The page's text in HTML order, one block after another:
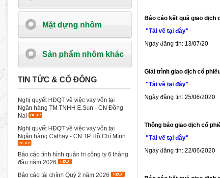
Mặt dựng nhôm
Sản phẩm nhôm khác
TIN TỨC & CỔ ĐÔNG
Nghị quyết HĐQT về việc vay vốn tại
Ngân hàng TM TNHH E.Sun - CN Đồng
Nai
Nghị quyết HĐQT về việc vay vốn tại
Ngân hàng Cathay - CN TP Hồ Chí Minh
Báo cáo tình hình quản trị công ty 6 tháng
đầu năm 2026
Báo cáo tài chính Quý 2 năm 2026
Báo cáo kết quả giao dịch
"Tải về tại đây"
Ngày đăng tin: 13/07/20
Giải trình giao dịch cổ
"Tải về tại đây"
Ngày đăng tin: 25/06/2020
Thông báo giao dịch cổ
"Tải về tại đây"
Ngày đăng tin: 22/06/2020